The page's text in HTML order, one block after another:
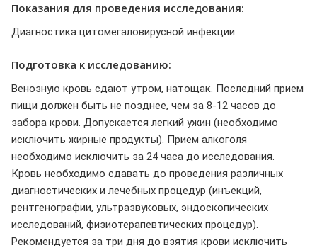
Показания для проведения исследования:
Диагностика цитомегаловирусной инфекции
Подготовка к исследованию:
Венозную кровь сдают утром, натощак. Последний прием
пищи должен быть не позднее, чем за 8-12 часов до
забора крови. Допускается легкий ужин (необходимо
исключить жирные продукты). Прием алкоголя
необходимо исключить за 24 часа до исследования.
Кровь необходимо сдавать до проведения различных
диагностических и лечебных процедур (инъекций,
рентгенографии, ультразвуковых, эндоскопических
исследований, физиотерапевтических процедур).
Рекомендуется за три дня до взятия крови исключить